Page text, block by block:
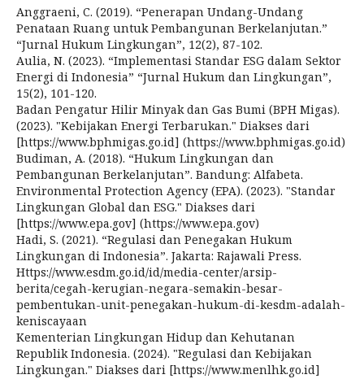
Anggraeni, C. (2019). “Penerapan Undang-Undang
Penataan Ruang untuk Pembangunan Berkelanjutan.”
“Jurnal Hukum Lingkungan”, 12(2), 87-102.
Aulia, N. (2023). “Implementasi Standar ESG dalam Sektor
Energi di Indonesia” “Jurnal Hukum dan Lingkungan”,
15(2), 101-120.
Badan Pengatur Hilir Minyak dan Gas Bumi (BPH Migas).
(2023). "Kebijakan Energi Terbarukan." Diakses dari
[https://www.bphmigas.go.id] (https://www.bphmigas.go.id)
Budiman, A. (2018). “Hukum Lingkungan dan
Pembangunan Berkelanjutan”. Bandung: Alfabeta.
Environmental Protection Agency (EPA). (2023). "Standar
Lingkungan Global dan ESG." Diakses dari
[https://www.epa.gov] (https://www.epa.gov)
Hadi, S. (2021). “Regulasi dan Penegakan Hukum
Lingkungan di Indonesia”. Jakarta: Rajawali Press.
Https://www.esdm.go.id/id/media-center/arsip-
berita/cegah-kerugian-negara-semakin-besar-
pembentukan-unit-penegakan-hukum-di-kesdm-adalah-
keniscayaan
Kementerian Lingkungan Hidup dan Kehutanan
Republik Indonesia. (2024). "Regulasi dan Kebijakan
Lingkungan." Diakses dari [https://www.menlhk.go.id]